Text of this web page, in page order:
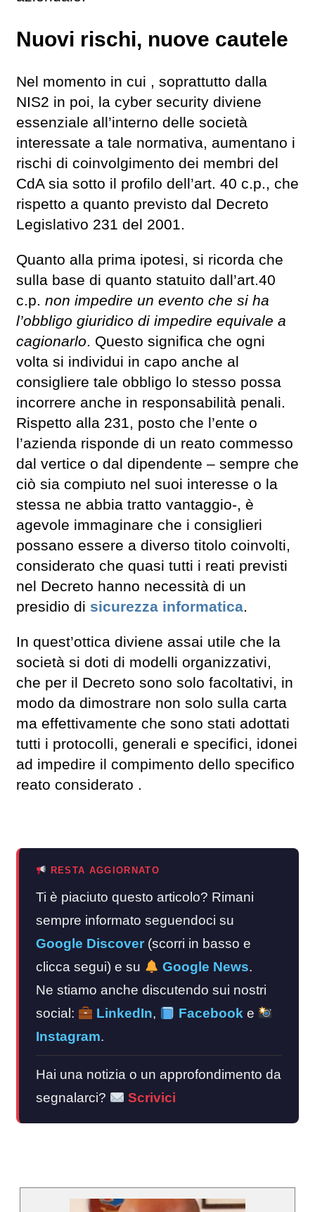
Nuovi rischi, nuove cautele
Nel momento in cui , soprattutto dalla
NIS2 in poi, la cyber security diviene
essenziale all’interno delle società
interessate a tale normativa, aumentano i
rischi di coinvolgimento dei membri del
CdA sia sotto il profilo dell’art. 40 c.p., che
rispetto a quanto previsto dal Decreto
Legislativo 231 del 2001.
Quanto alla prima ipotesi, si ricorda che
sulla base di quanto statuito dall’art.40
c.p. non impedire un evento che si ha
l’obbligo giuridico di impedire equivale a
cagionarlo. Questo significa che ogni
volta si individui in capo anche al
consigliere tale obbligo lo stesso possa
incorrere anche in responsabilità penali.
Rispetto alla 231, posto che l’ente o
l’azienda risponde di un reato commesso
dal vertice o dal dipendente – sempre che
ciò sia compiuto nel suoi interesse o la
stessa ne abbia tratto vantaggio-, è
agevole immaginare che i consiglieri
possano essere a diverso titolo coinvolti,
considerato che quasi tutti i reati previsti
nel Decreto hanno necessità di un
presidio di sicurezza informatica.
In quest’ottica diviene assai utile che la
società si doti di modelli organizzativi,
che per il Decreto sono solo facoltativi, in
modo da dimostrare non solo sulla carta
ma effettivamente che sono stati adottati
tutti i protocolli, generali e specifici, idonei
ad impedire il compimento dello specifico
reato considerato .
RESTA AGGIORNATO
Ti è piaciuto questo articolo? Rimani
sempre informato seguendoci su
Google Discover (scorri in basso e
clicca segui) e su
Google News.
Ne stiamo anche discutendo sui nostri
social:
LinkedIn, Facebooke
Instagram.
Hai una notizia o un approfondimento da
segnalarci?
Scrivici